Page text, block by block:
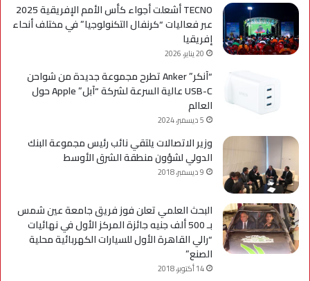
TECNO أشعلت أجواء كأس الأمم الإفريقية 2025
عبر فعاليات “كرنفال التكنولوجيا” في مختلف أنحاء
إفريقيا
20 يناير، 2026
“آنكر” Anker تطرح مجموعة جديدة من شواحن
USB-C عالية السرعة لشركة “آبل” Apple حول
العالم
5 ديسمبر، 2024
وزير الاتصالات يلتقي نائب رئيس مجموعة البنك
الدولي لشؤون منطقة الشرق الأوسط
9 ديسمبر، 2018
البحث العلمي تعلن فوز فريق جامعة عين شمس
بـ 500 ألف جنيه جائزة المركز الأول في نهائيات
“رالي القاهرة الأول للسيارات الكهربائية محلية
الصنع”
14 أكتوبر، 2018